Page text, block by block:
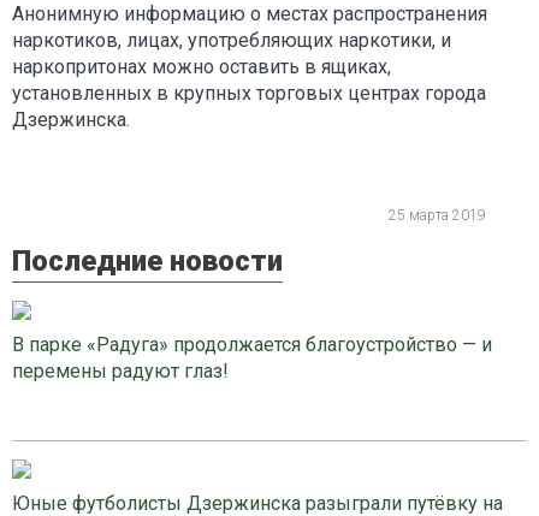
Анонимную информацию о местах распространения
наркотиков, лицах, употребляющих наркотики, и
наркопритонах можно оставить в ящиках,
установленных в крупных торговых центрах города
Дзержинска.
25 марта 2019
Последние новости
В парке «Радуга» продолжается благоустройство — и
перемены радуют глаз!
Юные футболисты Дзержинска разыграли путёвку на